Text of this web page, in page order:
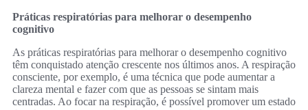
Práticas respiratórias para melhorar o desempenho
cognitivo
As práticas respiratórias para melhorar o desempenho cognitivo
têm conquistado atenção crescente nos últimos anos. A respiração
consciente, por exemplo, é uma técnica que pode aumentar a
clareza mental e fazer com que as pessoas se sintam mais
centradas. Ao focar na respiração, é possível promover um estado